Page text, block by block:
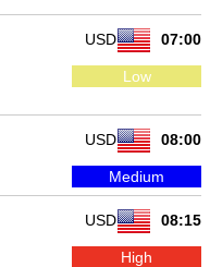
07:00
USD
Low
08:00
USD
Medium
08:15
USD
High